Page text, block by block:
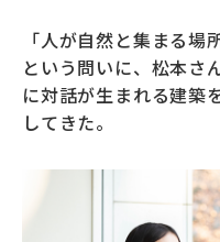
「人が自然と集まる場
という問いに、松本さ
に対話が生まれる建築
してきた。